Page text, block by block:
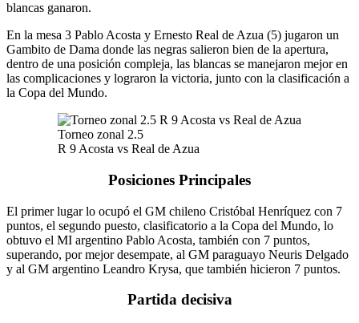
blancas ganaron.
En la mesa 3 Pablo Acosta y Ernesto Real de Azua (5) jugaron un
Gambito de Dama donde las negras salieron bien de la apertura,
dentro de una posición compleja, las blancas se manejaron mejor en
las complicaciones y lograron la victoria, junto con la clasificación a
la Copa del Mundo.
Torneo zonal 2.5
R 9 Acosta vs Real de Azua
Posiciones Principales
El primer lugar lo ocupó el GM chileno Cristóbal Henríquez con 7
puntos, el segundo puesto, clasificatorio a la Copa del Mundo, lo
obtuvo el MI argentino Pablo Acosta, también con 7 puntos,
superando, por mejor desempate, al GM paraguayo Neuris Delgado
y al GM argentino Leandro Krysa, que también hicieron 7 puntos.
Partida decisiva